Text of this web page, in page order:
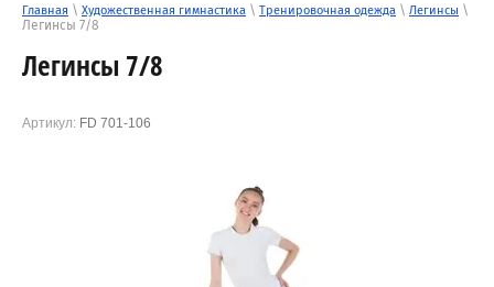
Главная \ Художественная гимнастика \ Тренировочная одежда \ Легинсы \
Легинсы 7/8
Легинсы 7/8
Артикул: FD 701-106